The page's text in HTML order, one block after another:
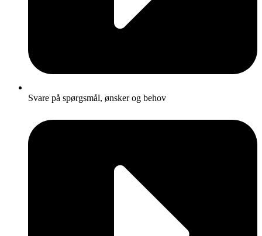
Svare på spørgsmål, ønsker og behov